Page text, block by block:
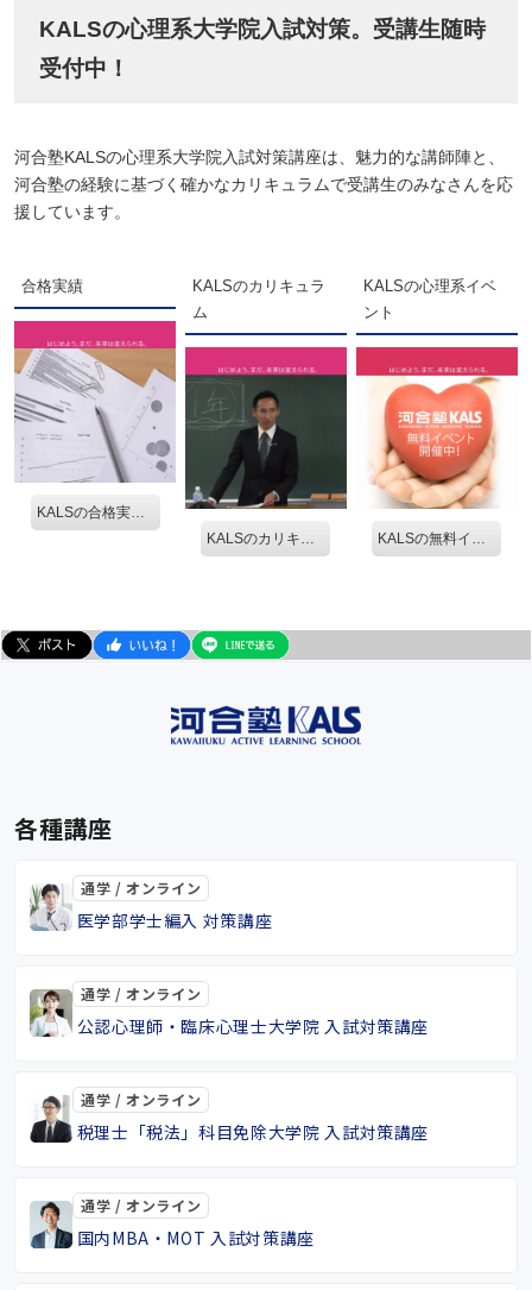
KALSの心理系大学院入試対策。受講生随時
受付中！
河合塾KALSの心理系大学院入試対策講座は、魅力的な講師陣と、
河合塾の経験に基づく確かなカリキュラムで受講生のみなさんを応
援しています。
合格実績
KALSの合格実績を見る。
KALSのカリキュラ
ム
KALSの心理系イベ
ント
各種講座
通学 / オンライン
医学部学士編入 対策講座
通学 / オンライン
公認心理師・臨床心理士大学院 入試対策講座
通学 / オンライン
税理士「税法」科目免除大学院 入試対策講座
通学 / オンライン
国内MBA・MOT 入試対策講座